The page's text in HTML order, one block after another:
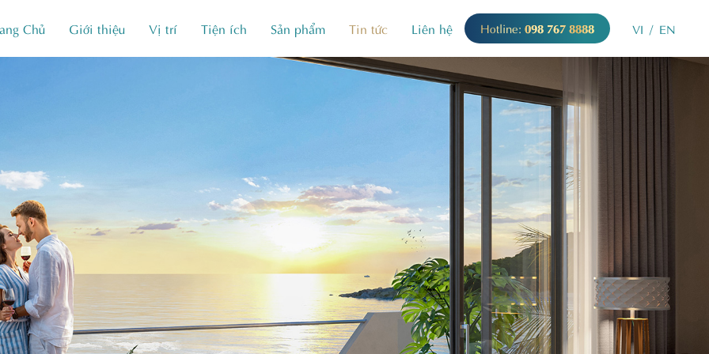
Chủ Giới thiệu Vị trí Tiện ích Sản phẩm Tin tức Liên hệ Hotline: 098 767 8888 VI / EN